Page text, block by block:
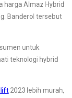
harga Almaz Hybrid
Banderol tersebut
untuk
teknologi hybrid
2023 lebih murah,